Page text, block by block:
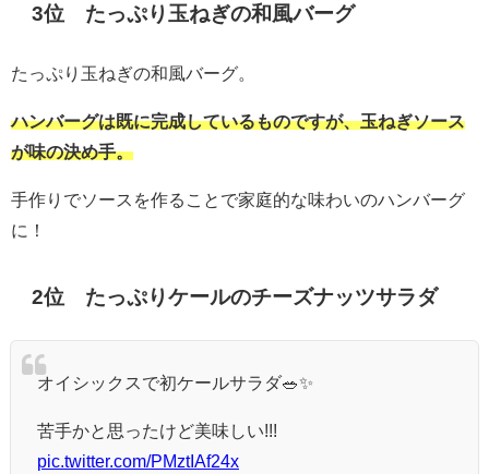
3位 たっぷり玉ねぎの和風バーグ
たっぷり玉ねぎの和風バーグ。
ハンバーグは既に完成しているものですが、玉ねぎソース
が味の決め手。
手作りでソースを作ることで家庭的な味わいのハンバーグ
に！
2位 たっぷりケールのチーズナッツサラダ
オイシックスで初ケールサラダ🥗✨
苦手かと思ったけど美味しい!!!
pic.twitter.com/PMztIAf24x